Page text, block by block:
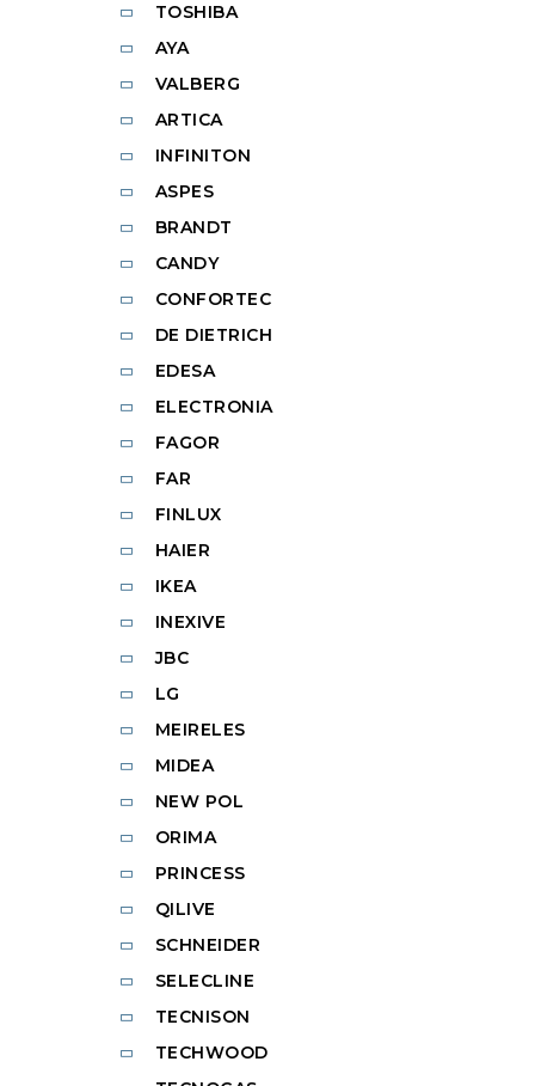
TOSHIBA
AYA
VALBERG
ARTICA
INFINITON
ASPES
BRANDT
CANDY
CONFORTEC
DE DIETRICH
EDESA
ELECTRONIA
FAGOR
FAR
FINLUX
HAIER
IKEA
INEXIVE
JBC
LG
MEIRELES
MIDEA
NEW POL
ORIMA
PRINCESS
QILIVE
SCHNEIDER
SELECLINE
TECNISON
TECHWOOD